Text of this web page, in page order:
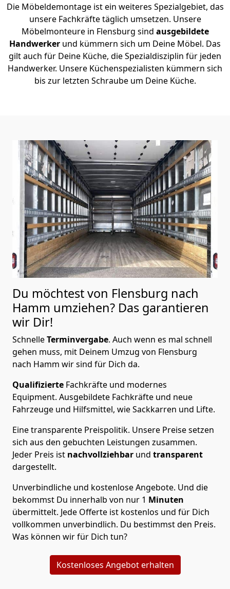
Die Möbeldemontage ist ein weiteres Spezialgebiet, das
unsere Fachkräfte täglich umsetzen. Unsere
Möbelmonteure in Flensburg sind ausgebildete
Handwerker und kümmern sich um Deine Möbel. Das
gilt auch für Deine Küche, die Spezialdisziplin für jeden
Handwerker. Unsere Küchenspezialisten kümmern sich
bis zur letzten Schraube um Deine Küche.
Du möchtest von Flensburg nach
Hamm umziehen? Das garantieren
wir Dir!
SchnelleTerminvergabe. Auch wenn es mal schnell
gehen muss, mit Deinem Umzug von Flensburg
nach Hamm wir sind für Dich da.
Qualifizierte Fachkräfte und modernes
Equipment. Ausgebildete Fachkräfte und neue
Fahrzeuge und Hilfsmittel, wie Sackkarren und Lifte.
Eine transparente Preispolitik. Unsere Preise setzen
sich aus den gebuchten Leistungen zusammen.
Jeder Preis ist nachvollziehbar und transparent
dargestellt.
Unverbindliche und kostenlose Angebote. Und die
bekommst Du innerhalb von nur 1 Minuten
übermittelt. Jede Offerte ist kostenlos und für Dich
vollkommen unverbindlich. Du bestimmst den Preis.
Was können wir für Dich tun?
Kostenloses Angebot erhalten